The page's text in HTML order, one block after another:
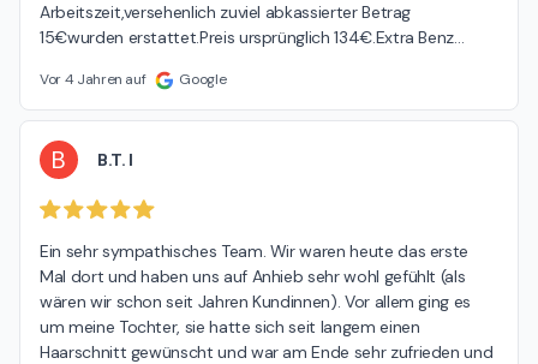
Arbeitszeit,versehenlich zuviel abkassierter Betrag
15€wurden erstattet.Preis ursprünglich 134€.Extra Benz…
Vor 4 Jahren auf Google
B B.T. I
Ein sehr sympathisches Team. Wir waren heute das erste
Mal dort und haben uns auf Anhieb sehr wohl gefühlt (als
wären wir schon seit Jahren Kundinnen). Vor allem ging es
um meine Tochter, sie hatte sich seit langem einen
Haarschnitt gewünscht und war am Ende sehr zufrieden und